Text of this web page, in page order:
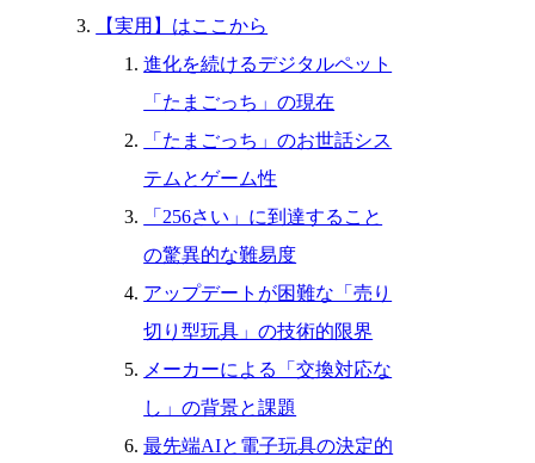
【実用】はここから
進化を続けるデジタルペット
「たまごっち」の現在
「たまごっち」のお世話シス
テムとゲーム性
「256さい」に到達すること
の驚異的な難易度
アップデートが困難な「売り
切り型玩具」の技術的限界
メーカーによる「交換対応な
し」の背景と課題
最先端AIと電子玩具の決定的